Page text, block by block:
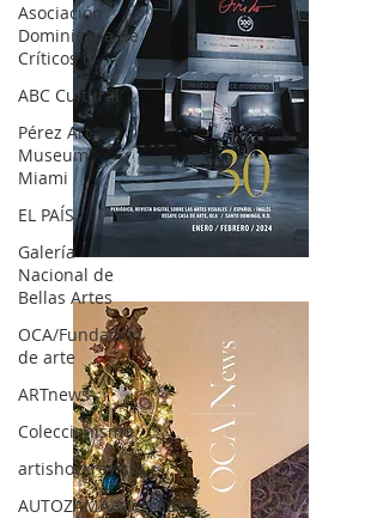
Asociación
Dominicana de
Críticos d
ABC Cultural
Pérez Art
Museum
Miami
EL PAÍS
Galería
Nacional de
Bellas Artes
OCA/Fundación
de arte
ARTnews
Coleccionismo
artishockrevista
AUTOZAMA/Mercedes-
OCA|News 30 /Enero-Febrero / 2024